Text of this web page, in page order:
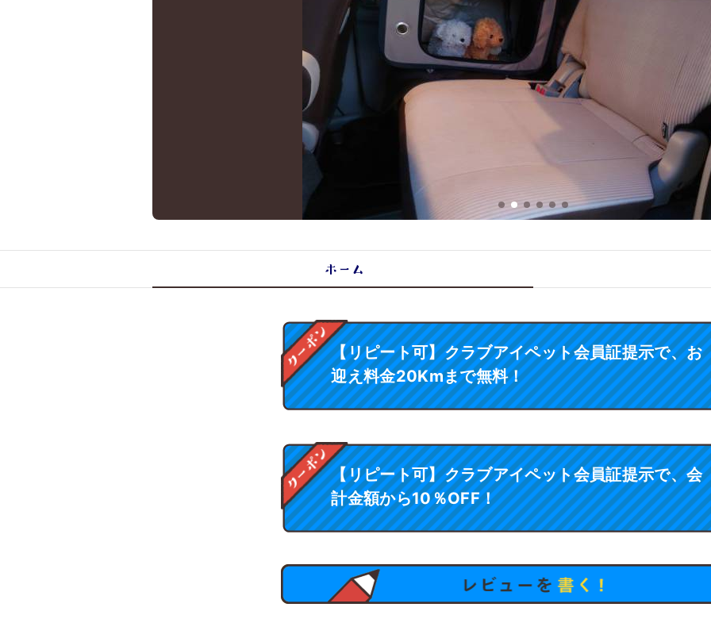
ホーム
【リピート可】クラブアイペット会員証提示で、お
迎え料金20Kmまで無料！
【リピート可】クラブアイペット会員証提示で、会
計金額から10％OFF！